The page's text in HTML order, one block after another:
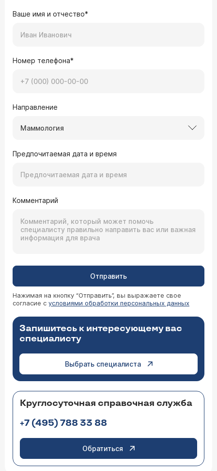
Ваше имя и отчество*
Номер телефона*
Направление
Маммология
Предпочитаемая дата и время
Комментарий
Отправить
Нажимая на кнопку “Отправить”, вы выражаете свое
согласие с условиями обработки персональных данных
Запишитесь к интересующему вас
специалисту
Выбрать специалиста
Круглосуточная справочная служба
+7 (495) 788 33 88
Обратиться